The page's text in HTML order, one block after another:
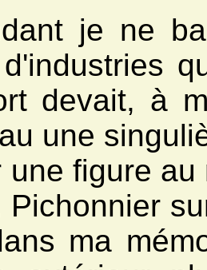
je ne
devait, à
une
une figure
Pichonnier
ma